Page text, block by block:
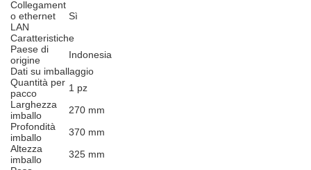
Collegament
o ethernet
LAN
Sì
Caratteristiche
Paese di
origine
Indonesia
Dati su imballaggio
Quantità per
pacco
1 pz
Larghezza
imballo
270 mm
Profondità
imballo
370 mm
Altezza
imballo
325 mm